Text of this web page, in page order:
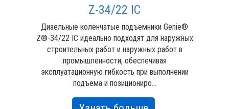
Z-34/22 IC
Дизельные коленчатые подъемники Genie®
Z®-34/22 IC идеально подходят для наружных
строительных работ и наружных работ в
промышленности, обеспечивая
эксплуатационную гибкость при выполнении
подъема и позициониро...